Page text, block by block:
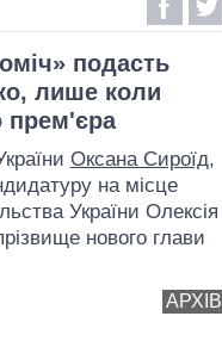
подасть
лише коли
прем'єра
Оксана Сироїд,
на місце
України Олексія
нового глави
АРХІВ